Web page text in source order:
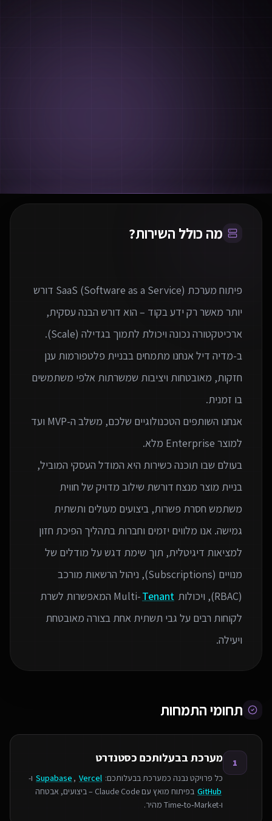
מה כולל השירות?
פיתוח מערכת SaaS (Software as a Service) דורש
יותר מאשר רק ידע בקוד – הוא דורש הבנה עסקית,
ב-מדיה דיל אנחנו מתמחים בבניית פלטפורמות ענן
חזקות, מאובטחות ויציבות שמשרתות אלפי משתמשים
אנחנו השותפים הטכנולוגיים שלכם, משלב ה-MVP ועד
בעולם שבו תוכנה כשירות היא המודל העסקי המוביל,
בניית מוצר מנצח דורשת שילוב מדויק של חווית
משתמש חסרת פשרות, ביצועים מעולים ותשתית
גמישה. אנו מלווים יזמים וחברות בתהליך הפיכת חזון
למציאות דיגיטלית, תוך שימת דגש על מודלים של
מנויים (Subscriptions), ניהול הרשאות מורכב
(RBAC), ויכולות Multi-
Tenant
המאפשרות לשרת
לקוחות רבים על גבי תשתית אחת בצורה מאובטחת
ויעילה.
תחומי התמחות
1 מערכת בבעלותכם כסטנדרט
כל פרויקט נבנה כמערכת בבעלותכם: Supabase , Vercel
ו-
GitHub
בפיתוח מואץ עם Claude Code – ביצועים, אבטחה
ו‑Time‑to‑Market מהיר.